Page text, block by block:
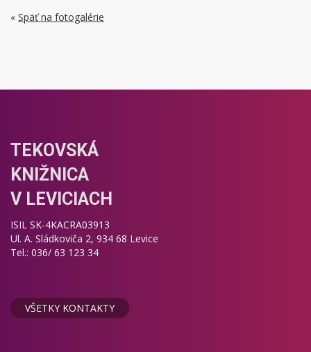
« Späť na fotogalérie
TEKOVSKÁ
KNIŽNICA
V LEVICIACH
ISIL SK-4KACRA03913
Ul. A. Sládkoviča 2, 934 68 Levice
Tel.: 036/ 63 123 34
VŠETKY KONTAKTY